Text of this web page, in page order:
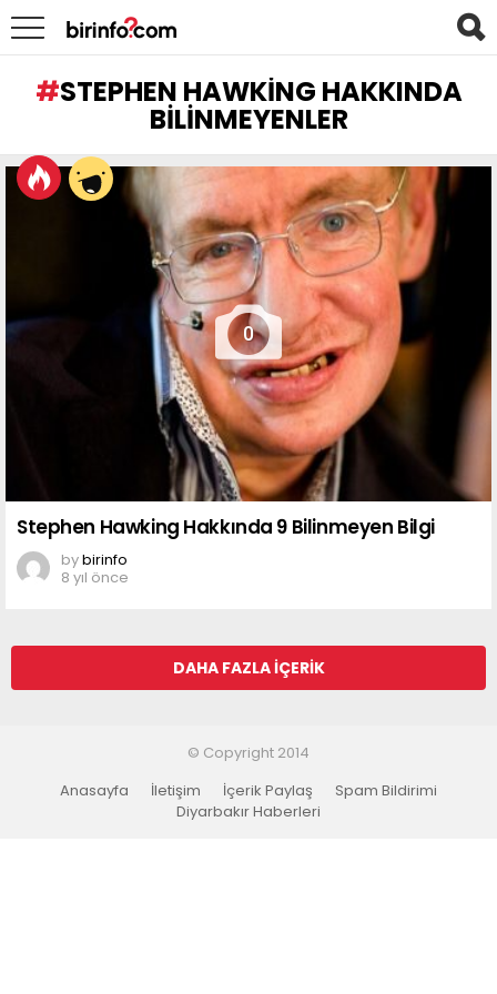
STEPHEN HAWKING HAKKINDA
BILINMEYENLER
LATEST
STORIES
0
Stephen Hawking Hakkında 9 Bilinmeyen Bilgi
bybirinfo
8 yıl önce
DAHA FAZLA İÇERIK
© Copyright 2014
Anasayfa
İletişim İçerik Paylaş
Spam Bildirimi
Diyarbakır Haberleri